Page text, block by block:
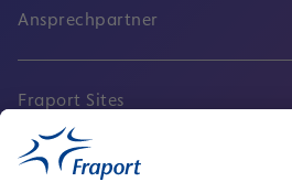
Ansprechpartner
Fraport Sites